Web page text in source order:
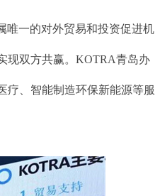
唯一的对外贸易和投资促进机
现双方共赢。KOTRA青岛办
疗、智能制造环保新能源等服